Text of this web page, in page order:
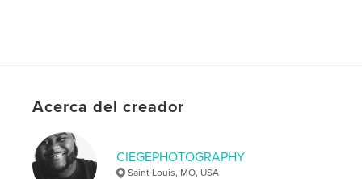
Acerca del creador
CIEGEPHOTOGRAPHY
Saint Louis, MO, USA